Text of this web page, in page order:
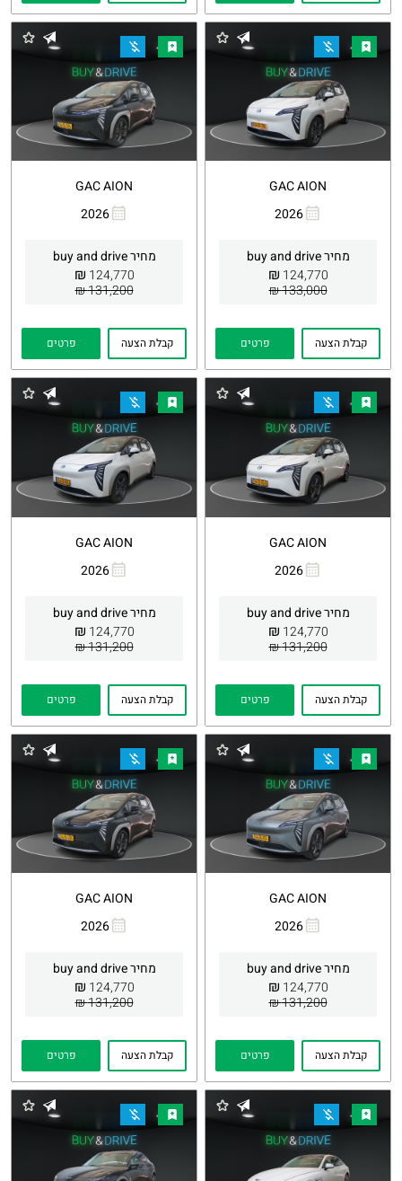
GAC AION
2026
מחיר buy and drive
124,770
₪
133,000 ₪
Whatsapp
קבלת הצעה פרטים
GAC AION
2026
מחיר buy and drive
124,770
₪
131,200 ₪
Whatsapp
קבלת הצעה פרטים
GAC AION
2026
מחיר buy and drive
124,770
₪
131,200 ₪
Whatsapp
קבלת הצעה פרטים
GAC AION
2026
מחיר buy and drive
124,770
₪
131,200 ₪
Whatsapp
קבלת הצעה פרטים
GAC AION
2026
מחיר buy and drive
124,770
₪
131,200 ₪
Whatsapp
קבלת הצעה פרטים
GAC AION
2026
מחיר buy and drive
124,770
₪
131,200 ₪
Whatsapp
קבלת הצעה פרטים